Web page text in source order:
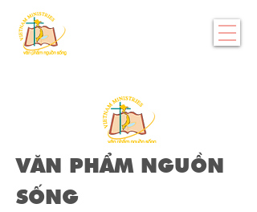
VĂN PHẨM NGUỒN
SỐNG